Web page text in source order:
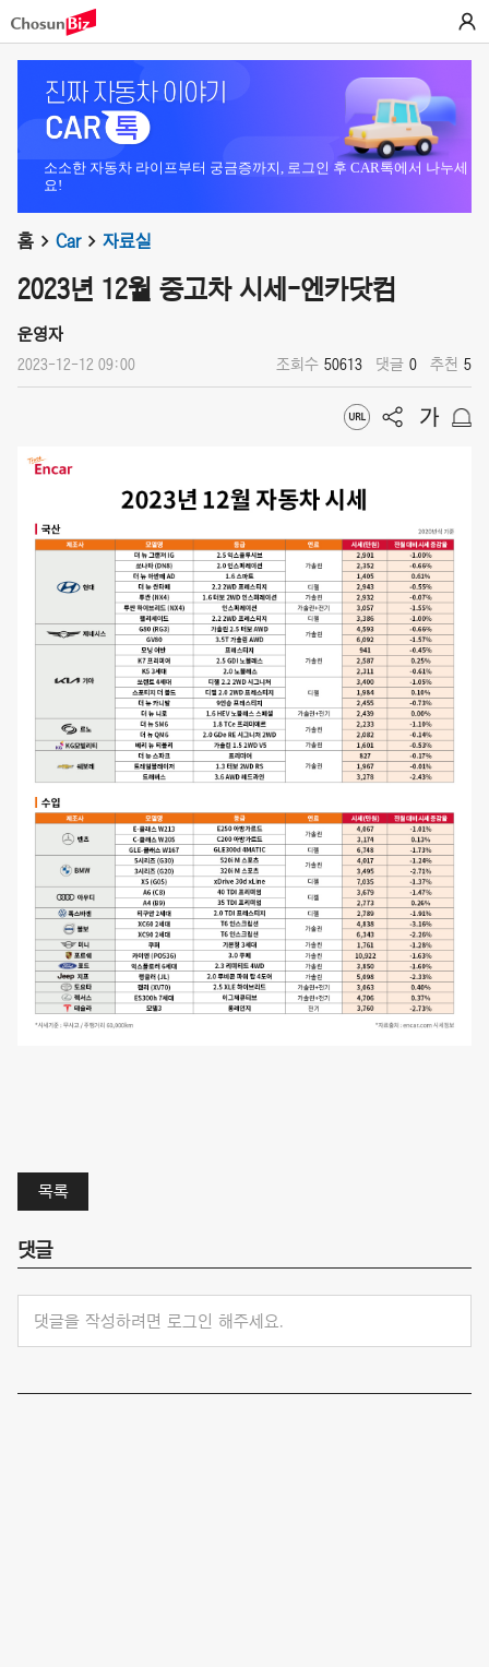
소소한 자동차 라이프부터 궁금증까지, 로그인 후 CAR톡에서 나누세
요!
홈 Car 자료실
2023년 12월 중고차 시세-엔카닷컴
운영자
2023-12-12 09:00 조회수 50613 댓글 0 추천 5
목록
댓글
댓글을 작성하려면 로그인 해주세요.